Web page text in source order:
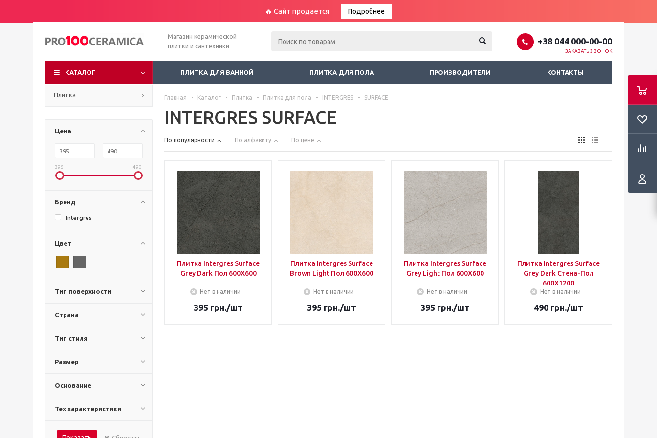
🔥 Сайт продается Подробнее
Магазин керамической
плитки и сантехники
+38 044 000-00-00
ЗАКАЗАТЬ ЗВОНОК
КАТАЛОГ ПЛИТКА ДЛЯ ВАННОЙ ПЛИТКА ДЛЯ ПОЛА ПРОИЗВОДИТЕЛИ КОНТАКТЫ
Плитка
Цена
395 490
Бренд
Intergres
Цвет
Тип поверхности
Страна
Тип стиля
Размер
Основание
Тех характеристики
Главная - Каталог - Плитка - Плитка для пола - INTERGRES - SURFACE
INTERGRES SURFACE
По популярности По алфавиту По цене
Плитка Intergres Surface
Grey Dark Пол 600Х600
Нет в наличии
395 грн./шт
Плитка Intergres Surface
Brown Light Пол 600Х600
Нет в наличии
395 грн./шт
Плитка Intergres Surface
Grey Light Пол 600Х600
Нет в наличии
395 грн./шт
Плитка Intergres Surface
Grey Dark Стена-Пол
600Х1200
Нет в наличии
490 грн./шт